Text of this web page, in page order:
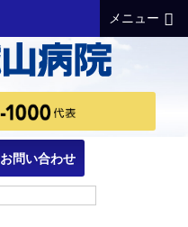
お問い合わせ
メニュー